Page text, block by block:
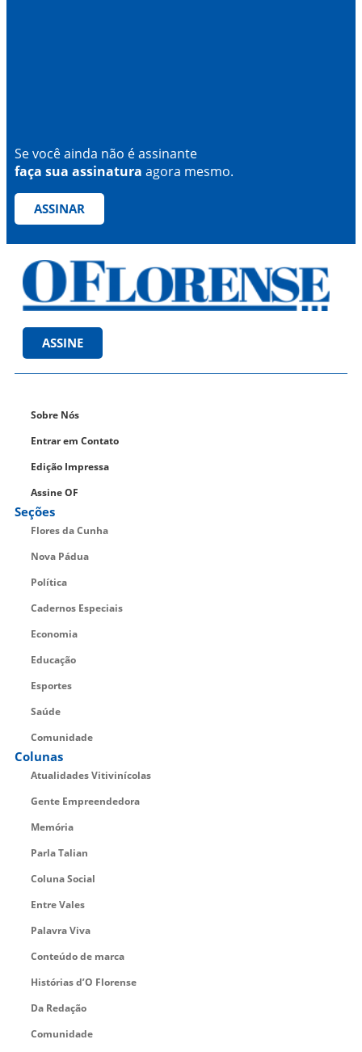
Se você ainda não é assinante
faça sua assinatura agora mesmo.
ASSINAR
ASSINE
Sobre Nós
Entrar em Contato
Edição Impressa
Assine OF
Seções
Flores da Cunha
Nova Pádua
Política
Cadernos Especiais
Economia
Educação
Esportes
Saúde
Comunidade
Colunas
Atualidades Vitivinícolas
Gente Empreendedora
Memória
Parla Talian
Coluna Social
Entre Vales
Palavra Viva
Conteúdo de marca
Histórias d’O Florense
Da Redação
Comunidade